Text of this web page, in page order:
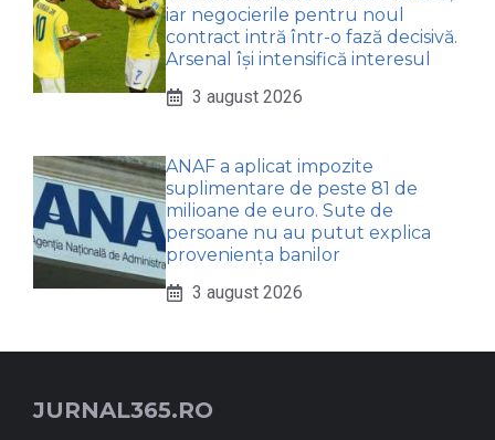
iar negocierile pentru noul
contract intră într-o fază decisivă.
Arsenal își intensifică interesul
3 august 2026
ANAF a aplicat impozite
suplimentare de peste 81 de
milioane de euro. Sute de
persoane nu au putut explica
proveniența banilor
3 august 2026
JURNAL365.RO